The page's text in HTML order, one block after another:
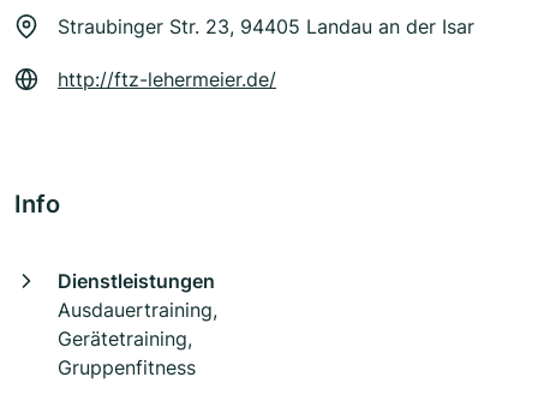
Straubinger Str. 23, 94405 Landau an der Isar
http://ftz-lehermeier.de/
Info
Dienstleistungen
Ausdauertraining,
Gerätetraining,
Gruppenfitness